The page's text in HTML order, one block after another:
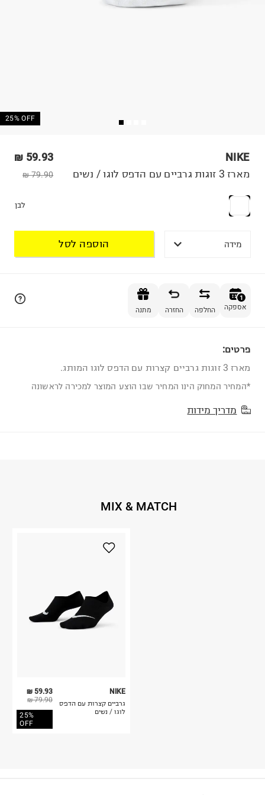
25% OFF
NIKE
59.93 ₪
79.90 ₪ מארז 3 זוגות גרביים עם הדפס לוגו / נשים
לבן
מידה הוספה לסל
1
אספקה החלפה החזרה מתנה
פרטים:
מארז 3 זוגות גרביים קצרות עם הדפס לוגו המותג.
*המחיר המחוק הינו המחיר שבו הוצע המוצר למכירה לראשונה
מדריך מידות
MIX & MATCH
59.93 ₪
79.90 ₪
25%
OFF
NIKE
גרביים קצרות עם הדפס
לוגו / נשים